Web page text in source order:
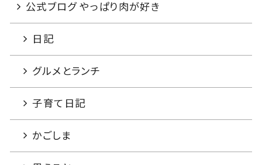
公式ブログ やっぱり肉が好き
日記
グルメとランチ
子育て日記
かごしま